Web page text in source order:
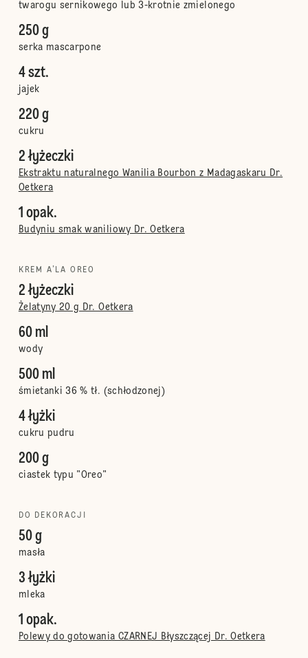
twarogu sernikowego lub 3-krotnie zmielonego
250 g
serka mascarpone
4 szt.
jajek
220 g
cukru
2 łyżeczki
Ekstraktu naturalnego Wanilia Bourbon z Madagaskaru Dr.
Oetkera
1 opak.
Budyniu smak waniliowy Dr. Oetkera
KREM A’LA OREO
2 łyżeczki
Żelatyny 20 g Dr. Oetkera
60 ml
wody
500 ml
śmietanki 36 % tł. (schłodzonej)
4 łyżki
cukru pudru
200 g
ciastek typu "Oreo"
DO DEKORACJI
50 g
masła
3 łyżki
mleka
1 opak.
Polewy do gotowania CZARNEJ Błyszczącej Dr. Oetkera